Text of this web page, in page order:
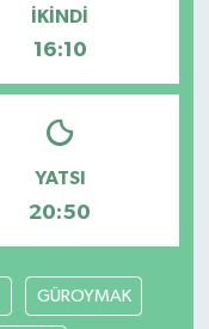
İKINDI
16:10
YATSI
20:50
GÜROYMAK